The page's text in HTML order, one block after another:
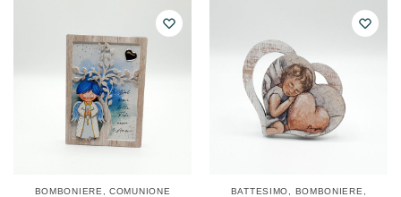
BOMBONIERE ,COMUNIONE BATTESIMO BOMBONIERE